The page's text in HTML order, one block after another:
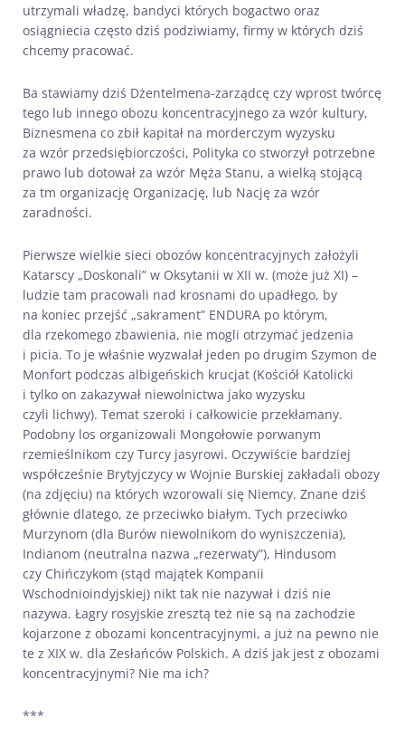
utrzymali władzę, bandyci których bogactwo oraz
osiągniecia często dziś podziwiamy, firmy w których dziś
chcemy pracować.
Ba stawiamy dziś Dżentelmena-zarządcę czy wprost twórcę
tego lub innego obozu koncentracyjnego za wzór kultury,
Biznesmena co zbił kapitał na morderczym wyzysku
za wzór przedsiębiorczości, Polityka co stworzył potrzebne
prawo lub dotował za wzór Męża Stanu, a wielką stojącą
za tm organizację Organizację, lub Nację za wzór
zaradności.
Pierwsze wielkie sieci obozów koncentracyjnych założyli
Katarscy „Doskonali” w Oksytanii w XII w. (może już XI) –
ludzie tam pracowali nad krosnami do upadłego, by
na koniec przejść „sakrament” ENDURA po którym,
dla rzekomego zbawienia, nie mogli otrzymać jedzenia
i picia. To je właśnie wyzwalał jeden po drugim Szymon de
Monfort podczas albigeńskich krucjat (Kościół Katolicki
i tylko on zakazywał niewolnictwa jako wyzysku
czyli lichwy). Temat szeroki i całkowicie przekłamany.
Podobny los organizowali Mongołowie porwanym
rzemieślnikom czy Turcy jasyrowi. Oczywiście bardziej
współcześnie Brytyjczycy w Wojnie Burskiej zakładali obozy
(na zdjęciu) na których wzorowali się Niemcy. Znane dziś
głównie dlatego, ze przeciwko białym. Tych przeciwko
Murzynom (dla Burów niewolnikom do wyniszczenia),
Indianom (neutralna nazwa „rezerwaty”), Hindusom
czy Chińczykom (stąd majątek Kompanii
Wschodnioindyjskiej) nikt tak nie nazywał i dziś nie
nazywa. Łagry rosyjskie zresztą też nie są na zachodzie
kojarzone z obozami koncentracyjnymi, a już na pewno nie
te z XIX w. dla Zesłańców Polskich. A dziś jak jest z obozami
koncentracyjnymi? Nie ma ich?
***